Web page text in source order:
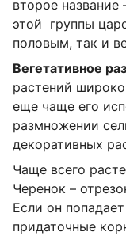
второе
этой группы
половым, так и
Вегетативное
растений
еще чаще его
размножении
декоративных
Чаще всего
Черенок –
Если он
придаточные